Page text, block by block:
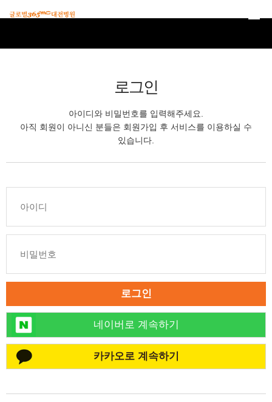
로그인
아이디와 비밀번호를 입력해주세요.
아직 회원이 아니신 분들은 회원가입 후 서비스를 이용하실 수
있습니다.
로그인
네이버로 계속하기
카카오로 계속하기